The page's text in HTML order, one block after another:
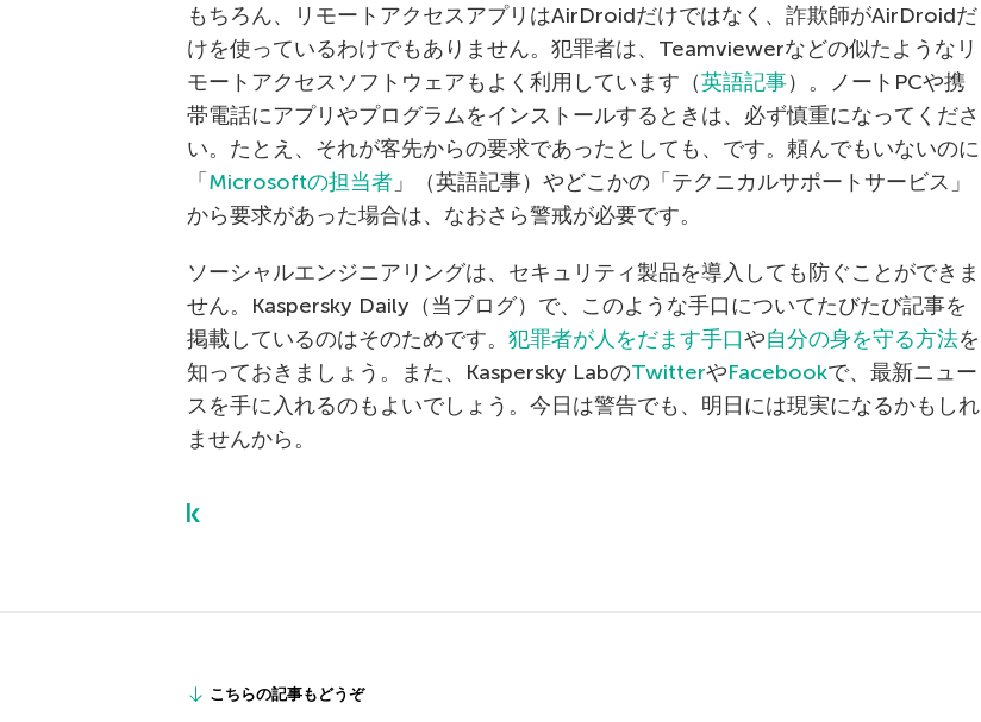
もちろん、リモートアクセスアプリはAirDroidだけではなく、詐欺師がAirDroidだ
けを使っているわけでもありません。犯罪者は、Teamviewerなどの似たようなリ
モートアクセスソフトウェアもよく利用しています（英語記事）。ノートPCや携
帯電話にアプリやプログラムをインストールするときは、必ず慎重になってくださ
い。たとえ、それが客先からの要求であったとしても、です。頼んでもいないのに
「 Microsoftの担当者 」（英語記事）やどこかの「テクニカルサポートサービス」
から要求があった場合は、なおさら警戒が必要です。
ソーシャルエンジニアリングは、セキュリティ製品を導入しても防ぐことができま
せん。Kaspersky Daily（当ブログ）で、このような手口についてたびたび記事を
掲載しているのはそのためです。 犯罪者が人をだます手口や自分の身を守る方法を
知っておきましょう。また、Kaspersky LabのTwitterやFacebookで、最新ニュー
スを手に入れるのもよいでしょう。今日は警告でも、明日には現実になるかもしれ
ませんから。
こちらの記事もどうぞ